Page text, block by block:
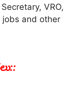
VRO,
jobs and other